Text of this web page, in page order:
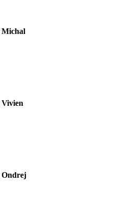
Michal
Vivien
Ondrej